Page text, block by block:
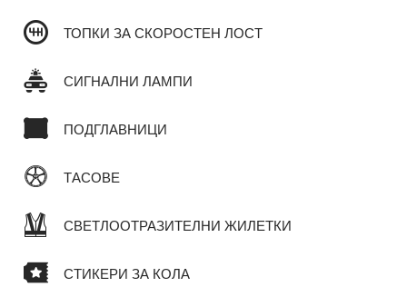
ТОПКИ ЗА СКОРОСТЕН ЛОСТ
СИГНАЛНИ ЛАМПИ
ПОДГЛАВНИЦИ
ТАСОВЕ
СВЕТЛООТРАЗИТЕЛНИ ЖИЛЕТКИ
СТИКЕРИ ЗА КОЛА